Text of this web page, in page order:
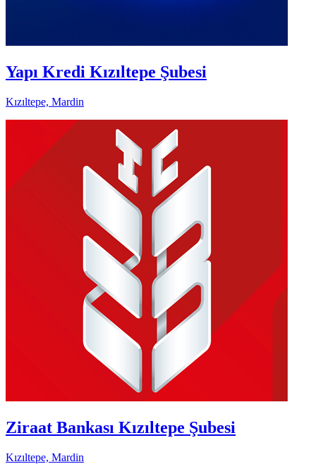
Yapı Kredi Kızıltepe Şubesi
Kızıltepe, Mardin
Ziraat Bankası Kızıltepe Şubesi
Kızıltepe, Mardin